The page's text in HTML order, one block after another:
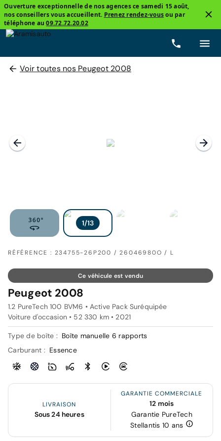
Ouverture exceptionnelle de nos agences ce samedi 15 août,
nos conseillers vous accueillent. Prenez rendez-vousou par
téléphone au09.72.72.20.02
Voir toutes nos Peugeot 2008
RÉFÉRENCE : 234755-26P200 / 26046980O / L
Ce véhicule est vendu
Peugeot 2008
1.2 PureTech 100 BVM6 • Active Pack Suréquipée
Voiture d'occasion • 52 330 km • 2021
Type de boîte : Boîte manuelle 6 rapports
Carburant : Essence
LIVRAISON
Sous 24 heures
GARANTIE COMMERCIALE
12 mois
Garantie PureTech
Stellantis 10 ans